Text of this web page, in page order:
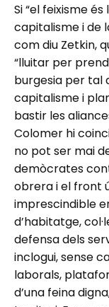
Si “el feixisme
capitalisme i de
com diu Zetkin,
“lluitar per
burgesia per tal
capitalisme i
bastir les
Colomer hi
no pot ser mai
demòcrates
obrera i el front
imprescindible
d’habitatge,
defensa dels
inclogui, sense
laborals,
d’una feina